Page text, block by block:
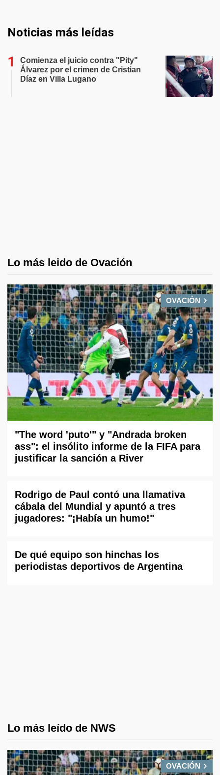
Noticias más leídas
Comienza el juicio contra "Pity"
Álvarez por el crimen de Cristian
Díaz en Villa Lugano
Lo más leido de Ovación
OVACIÓN
"The word 'puto'" y "Andrada broken
ass": el insólito informe de la FIFA para
justificar la sanción a River
Rodrigo de Paul contó una llamativa
cábala del Mundial y apuntó a tres
jugadores: "¡Había un humo!"
De qué equipo son hinchas los
periodistas deportivos de Argentina
Lo más leído de NWS
OVACIÓN